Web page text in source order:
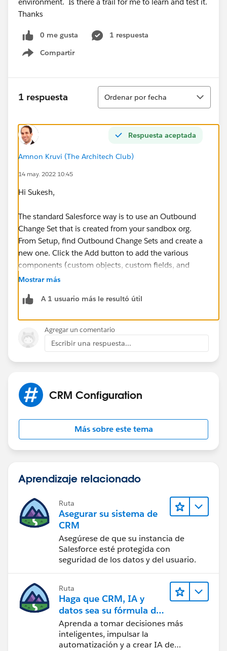
Thanks
0 me gusta
1 respuesta
Compartir
Show menu
1 respuesta
Ordenar
Ordenar por fecha
Respuesta aceptada
Amnon Kruvi (The Architech Club)
14 may. 2022 10:45
Hi Sukesh,
The standard Salesforce way is to use an Outbound
Change Set that is created from your sandbox org.
From Setup, find Outbound Change Sets and create a
new one. Click the Add button to add the various
components (custom objects, custom fields, and
anything else you may have created) into the change
to send it to your production org. If you can't find it
there, you may need to go into your production org
and enable incoming change sets from that particular
sandbox.
Mostrar más
A 1 usuario más le resultó útil
Agregar un comentario
Escribir una respuesta...
CRM Configuration
Más sobre este tema
Aprendizaje relacionado
Ruta
Asegurar su sistema de
CRM
Asegúrese de que su instancia de
Salesforce esté protegida con
seguridad de los datos y del usuario.
Ruta
Haga que CRM, IA y
datos sea su fórmula de
confianza
Aprenda a tomar decisiones más
inteligentes, impulsar la
automatización y a crear IA de